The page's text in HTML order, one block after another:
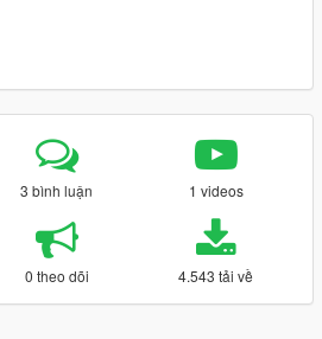
3 bình luận 1 videos
0 theo dõi 4.543 tải về